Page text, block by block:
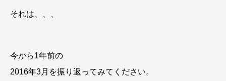
それは、、、
今から1年前の
2016年3月を振り返ってみてください。